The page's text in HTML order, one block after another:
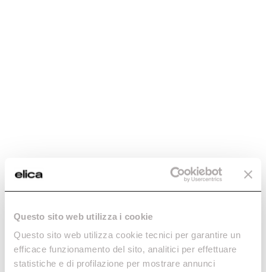
Questo sito web utilizza i cookie
Questo sito web utilizza cookie tecnici per garantire un
efficace funzionamento del sito, analitici per effettuare
statistiche e di profilazione per mostrare annunci